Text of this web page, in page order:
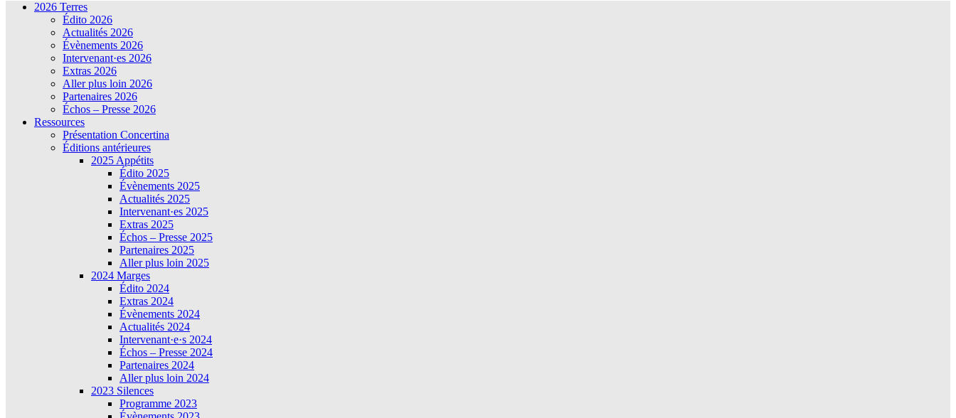
2026 Terres
Édito 2026
Actualités 2026
Évènements 2026
Intervenant·es 2026
Extras 2026
Aller plus loin 2026
Partenaires 2026
Échos – Presse 2026
Ressources
Présentation Concertina
Éditions antérieures
2025 Appétits
Édito 2025
Évènements 2025
Actualités 2025
Intervenant·es 2025
Extras 2025
Échos – Presse 2025
Partenaires 2025
Aller plus loin 2025
2024 Marges
Édito 2024
Extras 2024
Évènements 2024
Actualités 2024
Intervenant·e·s 2024
Échos – Presse 2024
Partenaires 2024
Aller plus loin 2024
2023 Silences
Programme 2023